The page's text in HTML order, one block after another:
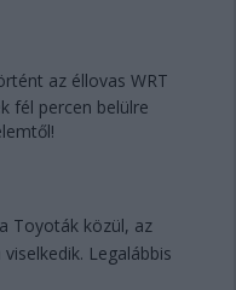
az éllovas WRT
fél percen belülre
Toyoták közül, az
Legalábbis